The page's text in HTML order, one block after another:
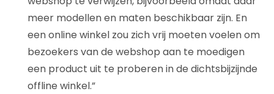
meer modellen en maten beschikbaar zijn. En
een online winkel zou zich vrij moeten voelen om
bezoekers van de webshop aan te moedigen
een product uit te proberen in de dichtsbijzijnde
offline winkel.”